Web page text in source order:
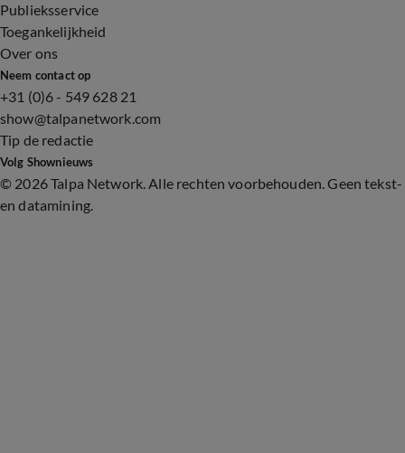
Publieksservice
Toegankelijkheid
Over ons
Neem contact op
+31 (0)6 - 549 628 21
show@talpanetwork.com
Tip de redactie
Volg Shownieuws
© 2026 Talpa Network. Alle rechten voorbehouden. Geen tekst-
en datamining.